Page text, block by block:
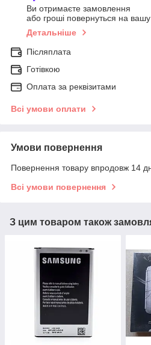
Ви отримаєте замовлення
або гроші повернуться на вашу
Детальніше
Післяплата
Готівкою
Оплата за реквізитами
Всі умови оплати
Умови повернення
Повернення товару впродовж 14
Всі умови повернення
З цим товаром також